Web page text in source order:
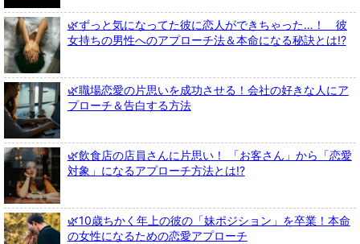
🌿ずっと気になってた彼に恋人ができちゃった…！ 彼
女持ちの男性へのアプローチ法＆本命になる秘訣とは!?
🌿職場恋愛の片思いを成功させる！会社の好きな人にア
プローチ＆告白する方法
🌿飲食店の店員さんに片思い！ 「お客さん」から「恋愛
対象」になるアプローチ方法とは!?
🌿10歳ちかく年上の彼の「妹ポジション」を卒業！本命
の女性になるための恋愛アプローチ